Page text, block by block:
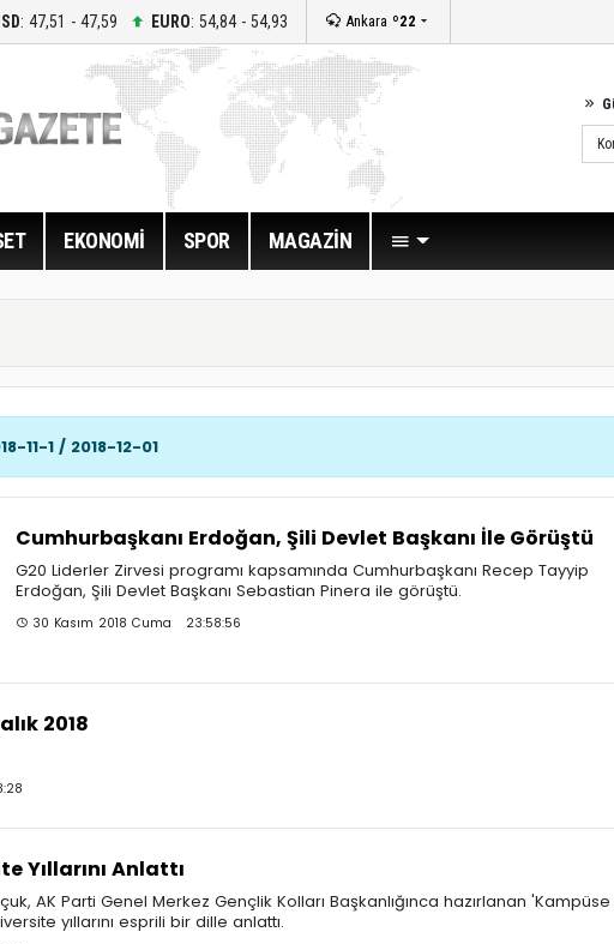
: 47,51 - 47,59 EURO: 54,84 - 54,93 Ankara º22
EKONOMİ SPOR MAGAZİN
11-1 / 2018-12-01
Cumhurbaşkanı Erdoğan, Şili Devlet Başkanı İle Görüştü
G20 Liderler Zirvesi programı kapsamında Cumhurbaşkanı Recep Tayyip
Erdoğan, Şili Devlet Başkanı Sebastian Pinera ile görüştü.
30 Kasım 2018 Cuma 23:58:56
2018
Yıllarını Anlattı
AK Parti Genel Merkez Gençlik Kolları Başkanlığınca hazırlanan 'Kampüse
yıllarını esprili bir dille anlattı.